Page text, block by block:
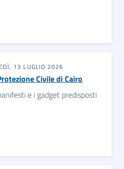
13 LUGLIO 2026
Civile di Cairo
e i gadget predisposti